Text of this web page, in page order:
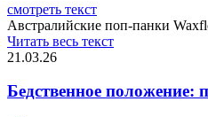
смотреть текст
Австралийские поп-панки
Читать весь текст
21.03.26
Бедственное положение: